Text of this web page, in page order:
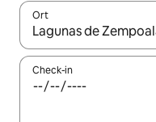
Ort
Wenn Ergebnisse
Check-in